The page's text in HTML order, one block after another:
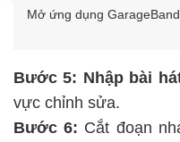
Mở ứng dụng
Bước 5: Nhập bài
vực chỉnh sửa.
Bước 6: Cắt đoạn